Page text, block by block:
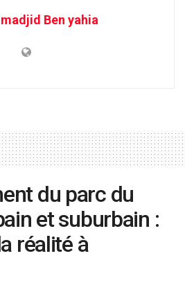
Ben yahia
du parc du
et suburbain :
réalité à